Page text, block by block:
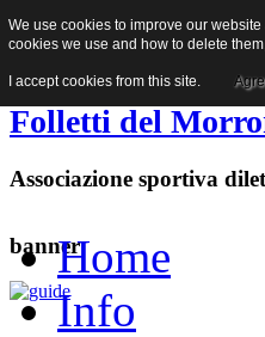
Facebook
Folletti del
Associazione sportiva
bannerHome
Info
We use cookies to improve our
cookies we use and how to delete
I accept cookies from this site.